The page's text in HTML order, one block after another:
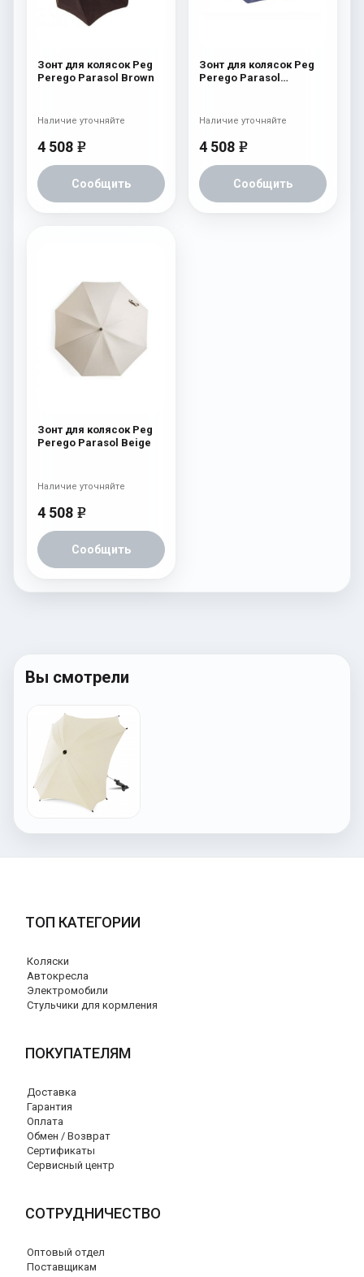
Зонт для колясок Peg
Perego Parasol Brown
4 508 e
Сообщить
Наличие уточняйте
Зонт для колясок Peg
Perego Parasol
4 508 e
Сообщить
Наличие уточняйте
Зонт для колясок Peg
Perego Parasol Beige
4 508 e
Сообщить
Наличие уточняйте
Вы смотрели
ТОП КАТЕГОРИИ
Коляски
Автокресла
Электромобили
Стульчики для кормления
ПОКУПАТЕЛЯМ
Доставка
Гарантия
Оплата
Обмен / Возврат
Сертификаты
Сервисный центр
СОТРУДНИЧЕСТВО
Оптовый отдел
Поставщикам